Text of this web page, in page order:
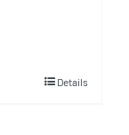
Details